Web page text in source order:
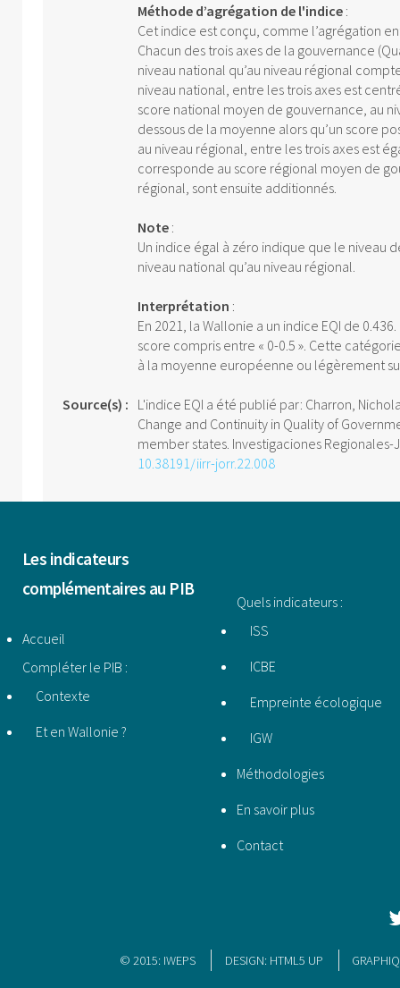
Méthode d’agrégation de l'indice:
Cet indice est conçu, comme l’agrégation
Chacun des trois axes de la gouvernance
niveau national qu’au niveau régional
niveau national, entre les trois axes est
score national moyen de gouvernance, au
dessous de la moyenne alors qu’un score
au niveau régional, entre les trois axes est
corresponde au score régional moyen de
régional, sont ensuite additionnés.
Note:
Un indice égal à zéro indique que le niveau
niveau national qu’au niveau régional.
Interprétation :
En 2021, la Wallonie a un indice EQI de
score compris entre « 0-0.5 ». Cette
à la moyenne européenne ou légèrement
Source(s) : L'indice EQI a été publié par: Charron,
Change and Continuity in Quality of
member states. Investigaciones Regionales-
10.38191/iirr-jorr.22.008
Les indicateurs
complémentaires au PIB
Accueil
Compléter le PIB :
Contexte
Et en Wallonie ?
Quels indicateurs :
ISS
ICBE
Empreinte écologique
IGW
Méthodologies
En savoir plus
Contact
© 2015: IWEPS DESIGN: HTML5 UP